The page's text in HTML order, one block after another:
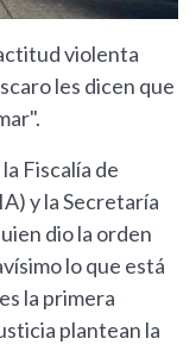
violenta
les dicen que
Fiscalía de
y la Secretaría
dio la orden
lo que está
la primera
plantean la